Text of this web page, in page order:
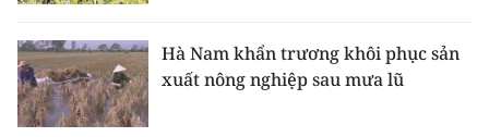
Hà Nam khẩn trương khôi phục sản
xuất nông nghiệp sau mưa lũ